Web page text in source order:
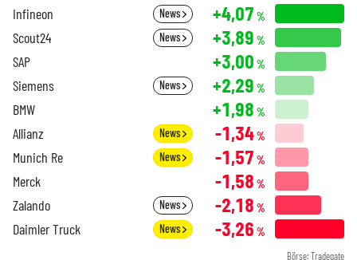
Infineon News +4,07 %
Scout24 News +3,89 %
SAP +3,00 %
Siemens News +2,29 %
BMW +1,98 %
Allianz News -1,34%
Munich Re News -1,57 %
Merck -1,58 %
Zalando News -2,18 %
Daimler Truck News -3,26 %
Börse: Tradegate